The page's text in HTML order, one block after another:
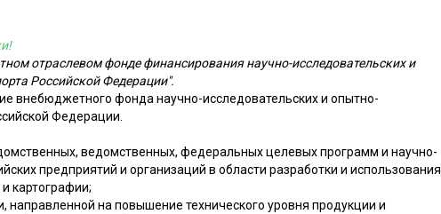
отраслевом фонде финансирования научно-исследовательских и
Российской Федерации".
внебюджетного фонда научно-исследовательских и опытно-
Федерации.
ведомственных, федеральных целевых программ и научно-
предприятий и организаций в области разработки и использования
картографии;
направленной на повышение технического уровня продукции и